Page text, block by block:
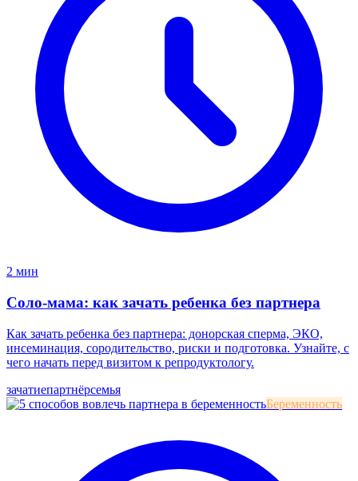
2 мин
Соло-мама: как зачать ребенка без партнера
Как зачать ребенка без партнера: донорская сперма, ЭКО,
инсеминация, сородительство, риски и подготовка. Узнайте, с
чего начать перед визитом к репродуктологу.
зачатиепартнёрсемья
Беременность